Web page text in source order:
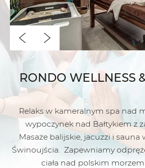
RONDO WELLNESS
Relaks w kameralnym spa nad
wypoczynek nad Bałtykiem z
Masaże balijskie, jacuzzi i sauna
Świnoujścia. Zapewniamy
ciała nad polskim morzem.